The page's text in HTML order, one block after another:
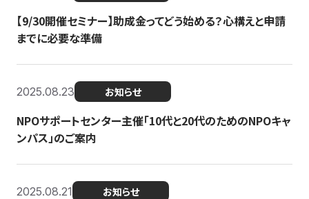
【9/30開催セミナー】助成金ってどう始める？心構えと申請
までに必要な準備
2025.08.23 お知らせ
NPOサポートセンター主催「10代と20代のためのNPOキャ
ンパス」のご案内
2025.08.21 お知らせ